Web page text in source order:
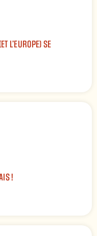
L’EUROPE) SE
!